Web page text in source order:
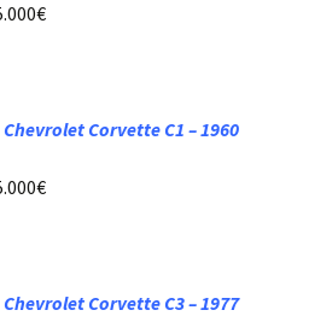
Chevrolet Corvette C1 – 1960
Chevrolet Corvette C3 – 1977